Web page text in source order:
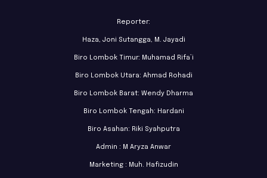
Reporter:
Haza, Joni Sutangga, M. Jayadi
Biro Lombok Timur: Muhamad Rifa’i
Biro Lombok Utara: Ahmad Rohadi
Biro Lombok Barat: Wendy Dharma
Biro Lombok Tengah: Hardani
Biro Asahan: Riki Syahputra
Admin : M Aryza Anwar
Marketing : Muh. Hafizudin